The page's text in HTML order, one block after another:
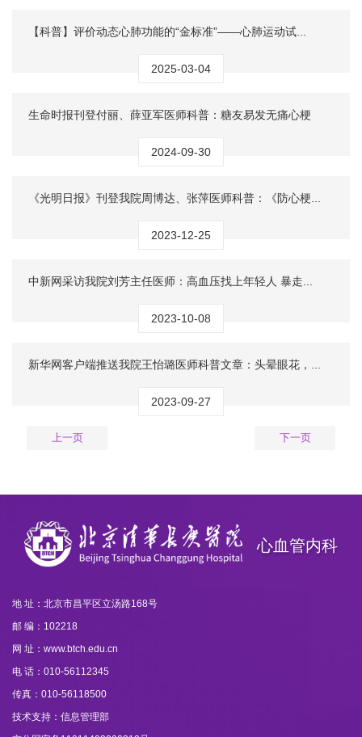
【科普】评价动态心肺功能的“金标准”——心肺运动试...
2025-03-04
生命时报刊登付丽、薛亚军医师科普：糖友易发无痛心梗
2024-09-30
《光明日报》刊登我院周博达、张萍医师科普：《防心梗...
2023-12-25
中新网采访我院刘芳主任医师：高血压找上年轻人 暴走...
2023-10-08
新华网客户端推送我院王怡璐医师科普文章：头晕眼花，...
2023-09-27
上一页 下一页
心血管内科
地 址：北京市昌平区立汤路168号
邮 编：102218
网 址：www.btch.edu.cn
电 话：010-56112345
传真：010-56118500
技术支持：信息管理部